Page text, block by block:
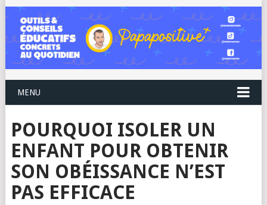
MENU
POURQUOI ISOLER UN
ENFANT POUR OBTENIR
SON OBÉISSANCE N’EST
PAS EFFICACE